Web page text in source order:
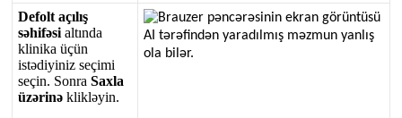
Defolt açılış
səhifəsi altında
klinika üçün
istədiyiniz seçimi
seçin. Sonra Saxla
üzərinə klikləyin.